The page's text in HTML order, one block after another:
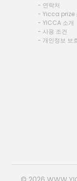
- 연락처
- Yicca prize
- YICCA 소개
- 사용 조건
- 개인정보 보